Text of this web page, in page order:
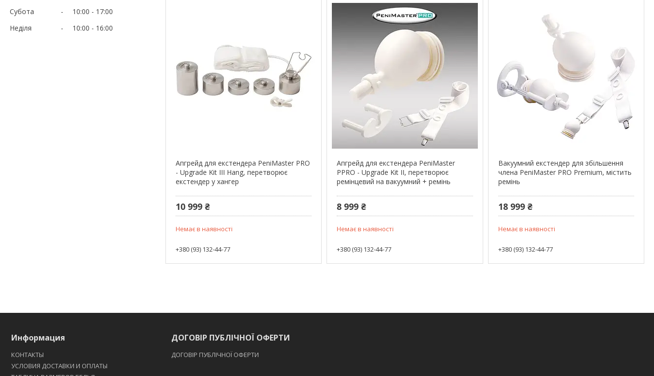
Субота
10:00
17:00
Неділя
10:00 16:00
Апгрейд для екстендера PeniMaster PRO
- Upgrade Kit III Hang, перетворює
екстендер у хангер
10 999 ₴
Немає в наявності
+380 (93) 132-44-77
Апгрейд для екстендера PeniMaster
PPRO - Upgrade Kit II, перетворює
ремінцевий на вакуумний + ремінь
8 999 ₴
Немає в наявності
+380 (93) 132-44-77
Вакуумний екстендер для збільшення
члена PeniMaster PRO Premium, містить
ремінь
18 999 ₴
Немає в наявності
+380 (93) 132-44-77
Информация
КОНТАКТЫ
УСЛОВИЯ ДОСТАВКИ И ОПЛАТЫ
ДОГОВІР ПУБЛІЧНОЇ ОФЕРТИ
ДОГОВІР ПУБЛІЧНОЇ ОФЕРТИ